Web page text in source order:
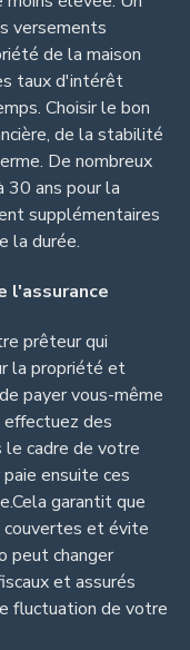
versements
de la maison
taux d'intérêt
Choisir le bon
de la stabilité
De nombreux
ans pour la
supplémentaires
la durée.
l'assurance
prêteur qui
la propriété et
payer vous-même
effectuez des
le cadre de votre
ensuite ces
garantit que
couvertes et évite
peut changer
et assurés
fluctuation de votre